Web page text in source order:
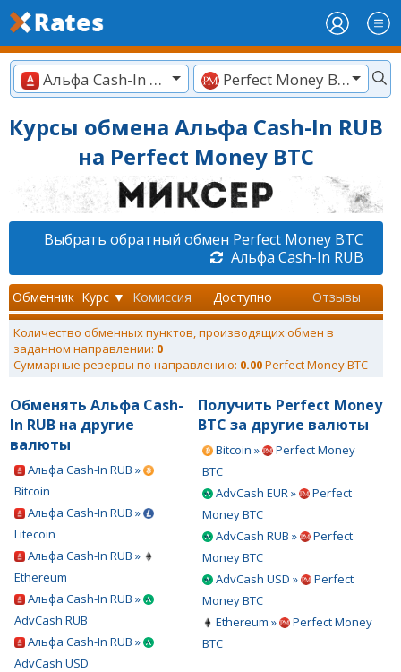
Альфа Cash-In RUB Perfect Money BTC
Курсы обмена Альфа Cash-In RUB
на Perfect Money BTC
Выбрать обратный обмен Perfect Money BTC
Альфа Cash-In RUB
Обменник Курс ▼ Комиссия Доступно Отзывы
Количество обменных пунктов, производящих обмен в
заданном направлении: 0
Суммарные резервы по направлению: 0.00Perfect Money BTC
Обменять Альфа Cash-
In RUB на другие
валюты
Альфа Cash-In RUB »
Bitcoin
Альфа Cash-In RUB »
Litecoin
Альфа Cash-In RUB »
Ethereum
Альфа Cash-In RUB »
AdvCash RUB
Альфа Cash-In RUB »
AdvCash USD
Получить Perfect Money
BTC за другие валюты
Bitcoin »
Perfect Money
BTC
AdvCash EUR »
Perfect
Money BTC
AdvCash RUB »
Perfect
Money BTC
AdvCash USD »
Perfect
Money BTC
Ethereum »
Perfect Money
BTC